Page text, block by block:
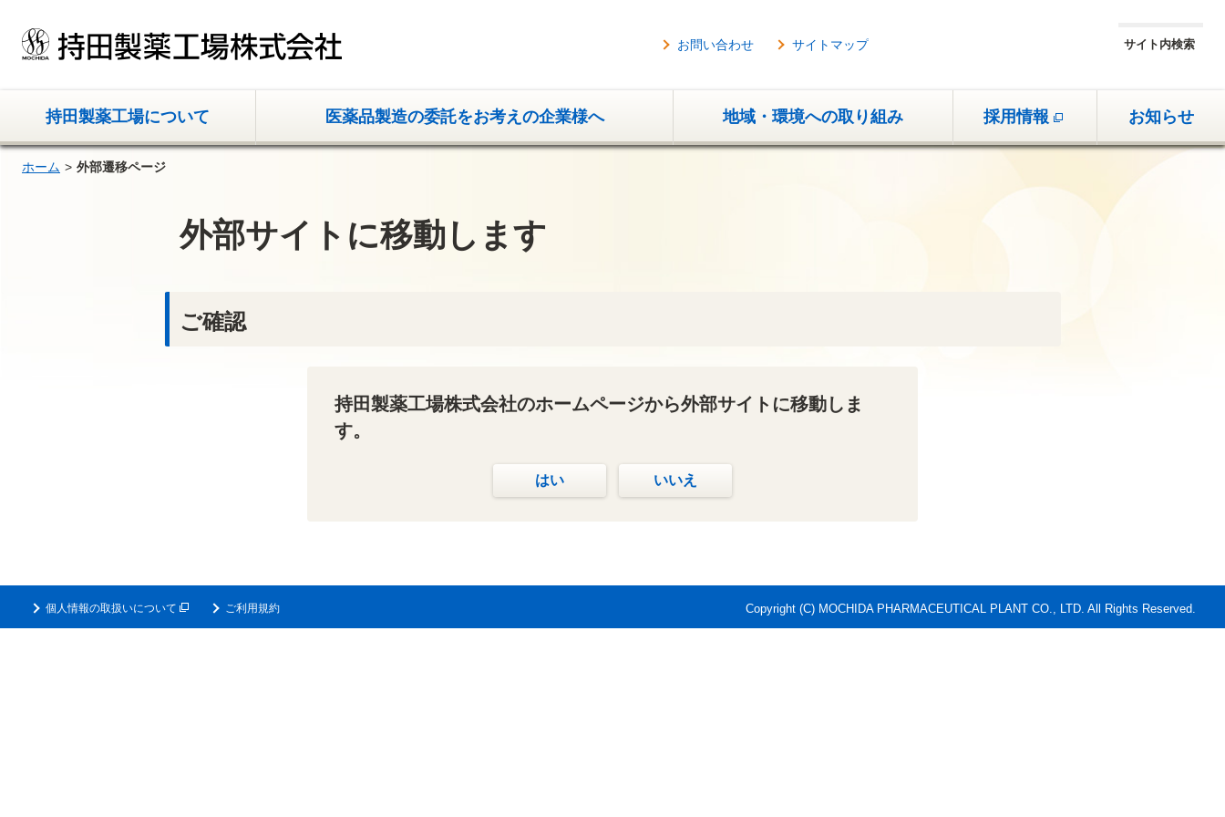
持田製薬工場について 医薬品製造の委託をお考えの企業様へ 地域・環境への取り組み 採用情報 お知らせ
お問い合わせ サイトマップ サイト内検索
ホーム 外部遷移ページ
外部サイトに移動します
ご確認
持田製薬工場株式会社のホームページから外部サイトに移動しま
す。
はい いいえ
個人情報の取扱いについて ご利用規約 Copyright (C) MOCHIDA PHARMACEUTICAL PLANT CO., LTD. All Rights Reserved.